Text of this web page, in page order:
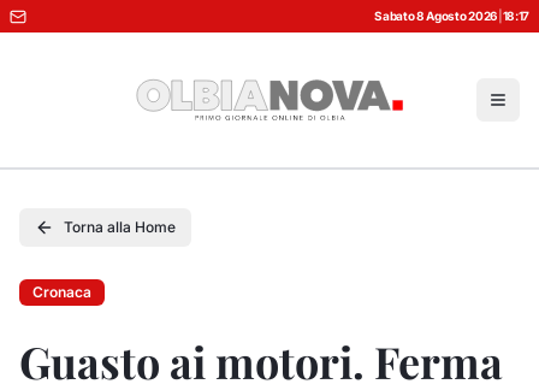
Sabato 8 Agosto 2026 18:17
Torna alla Home
Cronaca
Guasto ai motori. Ferma